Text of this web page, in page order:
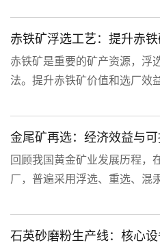
性，使尾矿库在坝体稳定、防
临更高技术挑战。
赤铁矿浮选工艺：提升赤
赤铁矿是重要的矿产资源，浮
法。提升赤铁矿价值和选厂效
而，赤铁矿往往存在嵌布粒
等特征。利用传统的浮选工艺
矿品位不稳定、药剂成本高等
金尾矿再选：经济效益与
回顾我国黄金矿业发展历程，
厂，普遍采用浮选、重选、混
时选矿工艺水平的限制，回
裹金或与特定矿物共生的金流
济损失。
石英砂磨粉生产线：核心